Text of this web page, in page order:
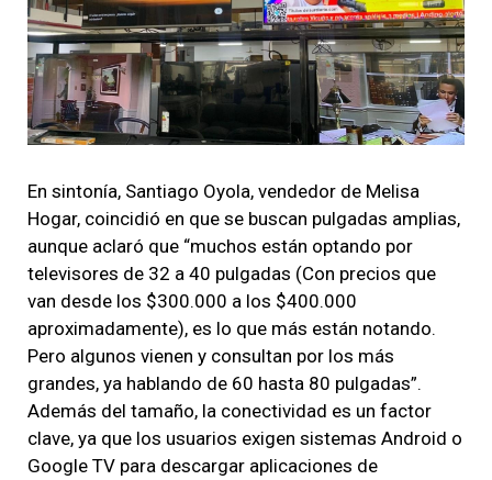
En sintonía, Santiago Oyola, vendedor de Melisa
Hogar, coincidió en que se buscan pulgadas amplias,
aunque aclaró que “muchos están optando por
televisores de 32 a 40 pulgadas (Con precios que
van desde los $300.000 a los $400.000
aproximadamente), es lo que más están notando.
Pero algunos vienen y consultan por los más
grandes, ya hablando de 60 hasta 80 pulgadas”.
Además del tamaño, la conectividad es un factor
clave, ya que los usuarios exigen sistemas Android o
Google TV para descargar aplicaciones de